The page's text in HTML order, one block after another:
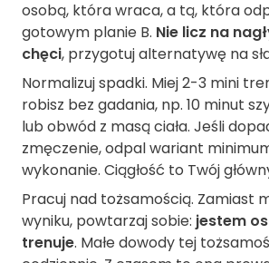
osobą, która wraca, a tą, która
gotowym planie B. Nie licz na
chęci, przygotuj alternatywę na
Normalizuj spadki. Miej 2-3 mini
robisz bez gadania, np. 10 minut
lub obwód z masą ciała. Jeśli
zmęczenie, odpal wariant
wykonanie. Ciągłość to Twój
Pracuj nad tożsamością. Zamiast
wyniku, powtarzaj sobie: jestem
trenuje. Małe dowody tej